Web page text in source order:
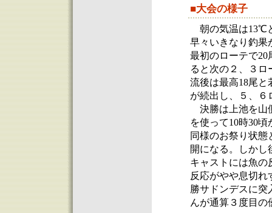
■大会の様子
朝の気温は13℃
早々いきなり釣果
最初のローテで
ると次の２、３
流後は最高18尾
が続出し、５、６
決勝は上池を山
を使って10時30
同様のお祭り状
開になる。しか
キャストには魚の
反応がやや息切れ
勝サドンデスに突
んが通算３度目の